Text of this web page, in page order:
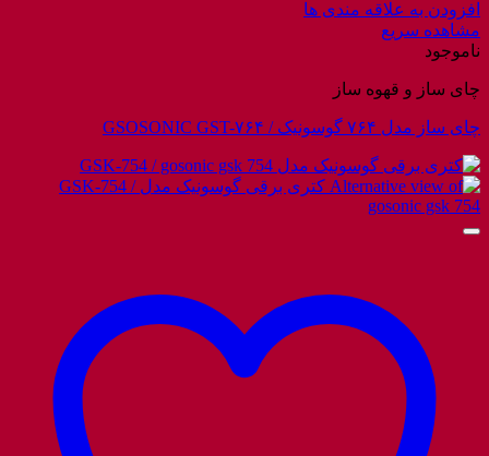
افزودن به علاقه مندی ها
مشاهده سریع
ناموجود
چای ساز و قهوه ساز
چای ساز مدل ۷۶۴ گوسونیک / GSOSONIC GST-۷۶۴